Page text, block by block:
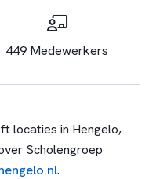
449 Medewerkers
locaties in Hengelo,
Scholengroep
.